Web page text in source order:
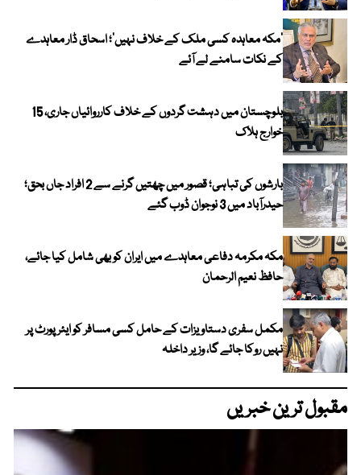
‘مکہ معاہدہ کسی ملک کے خلاف نہیں’؛ اسحاق ڈار معاہدے
کے نکات سامنے لے آئے
بلوچستان میں دہشت گردوں کے خلاف کارروائیاں جاری، 15
خوارج ہلاک
بارشوں کی تباہی؛ قصور میں چھتیں گرنے سے 2 افراد جاں بحق؛
حیدرآباد میں 3 نوجوان ڈوب گئے
مکہ مکرمہ دفاعی معاہدے میں ایران کو بھی شامل کیا جائے،
حافظ نعیم الرحمان
مکمل سفری دستاویزات کے حامل کسی مسافر کو ایئرپورٹ پر
نہیں روکا جائے گا، وزیر داخلہ
مقبول ترین خبریں